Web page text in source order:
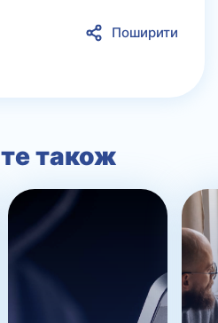
Поширити
також